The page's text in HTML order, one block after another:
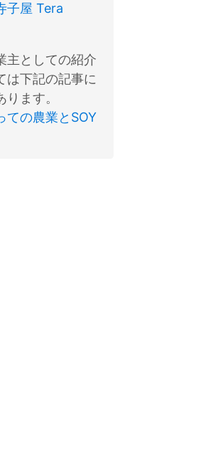
3.12)
子屋 Tera
主としての紹介
は下記の記事に
ます。
ての農業とSOY